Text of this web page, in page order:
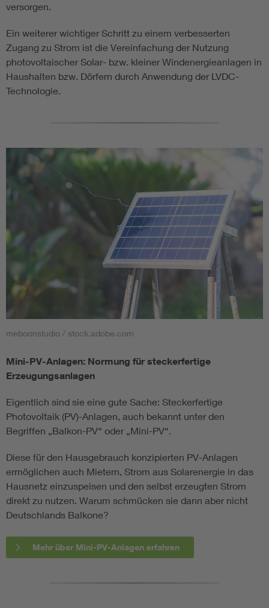
versorgen.
Ein weiterer wichtiger Schritt zu einem verbesserten
Zugang zu Strom ist die Vereinfachung der Nutzung
photovoltaischer Solar- bzw. kleiner Windenergieanlagen in
Haushalten bzw. Dörfern durch Anwendung der LVDC-
Technologie.
meboonstudio / stock.adobe.com
Mini-PV-Anlagen: Normung für steckerfertige
Erzeugungsanlagen
Eigentlich sind sie eine gute Sache: Steckerfertige
Photovoltaik (PV)-Anlagen, auch bekannt unter den
Begriffen „Balkon-PV“ oder „Mini-PV“.
Diese für den Hausgebrauch konzipierten PV-Anlagen
ermöglichen auch Mietern, Strom aus Solarenergie in das
Hausnetz einzuspeisen und den selbst erzeugten Strom
direkt zu nutzen. Warum schmücken sie dann aber nicht
Deutschlands Balkone?
Mehr über Mini-PV-Anlagen erfahren